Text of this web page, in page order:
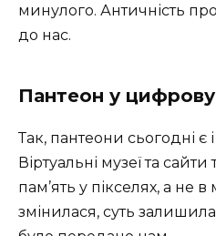
минулого. Античність
до нас.
Пантеон у
Так, пантеони сьогодні є
Віртуальні музеї та
пам’ять у пікселях, а не
змінилася, суть